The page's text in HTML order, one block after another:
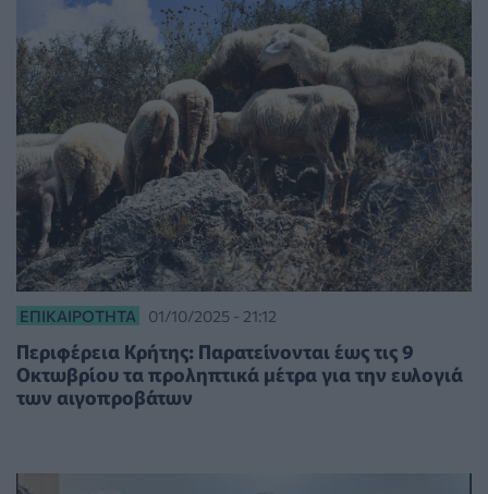
ΕΠΙΚΑΙΡΌΤΗΤΑ 01/10/2025 - 21:12
Περιφέρεια Κρήτης: Παρατείνονται έως τις 9
Οκτωβρίου τα προληπτικά μέτρα για την ευλογιά
των αιγοπροβάτων